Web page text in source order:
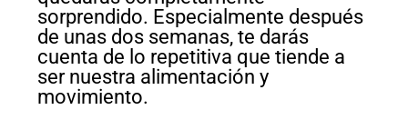
sorprendido. Especialmente después
de unas dos semanas, te darás
cuenta de lo repetitiva que tiende a
ser nuestra alimentación y
movimiento.